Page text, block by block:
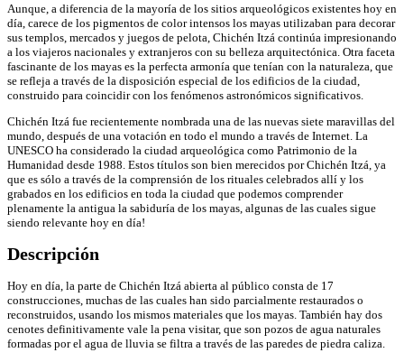
Aunque, a diferencia de la mayoría de los sitios arqueológicos existentes hoy en
día, carece de los pigmentos de color intensos los mayas utilizaban para decorar
sus templos, mercados y juegos de pelota, Chichén Itzá continúa impresionando
a los viajeros nacionales y extranjeros con su belleza arquitectónica. Otra faceta
fascinante de los mayas es la perfecta armonía que tenían con la naturaleza, que
se refleja a través de la disposición especial de los edificios de la ciudad,
construido para coincidir con los fenómenos astronómicos significativos.
Chichén Itzá fue recientemente nombrada una de las nuevas siete maravillas del
mundo, después de una votación en todo el mundo a través de Internet. La
UNESCO ha considerado la ciudad arqueológica como Patrimonio de la
Humanidad desde 1988. Estos títulos son bien merecidos por Chichén Itzá, ya
que es sólo a través de la comprensión de los rituales celebrados allí y los
grabados en los edificios en toda la ciudad que podemos comprender
plenamente la antigua la sabiduría de los mayas, algunas de las cuales sigue
siendo relevante hoy en día!
Descripción
Hoy en día, la parte de Chichén Itzá abierta al público consta de 17
construcciones, muchas de las cuales han sido parcialmente restaurados o
reconstruidos, usando los mismos materiales que los mayas. También hay dos
cenotes definitivamente vale la pena visitar, que son pozos de agua naturales
formadas por el agua de lluvia se filtra a través de las paredes de piedra caliza.